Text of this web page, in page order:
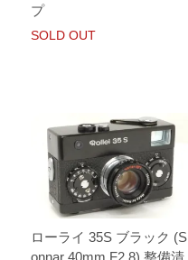
プ
SOLD OUT
ローライ 35S ブラック (S